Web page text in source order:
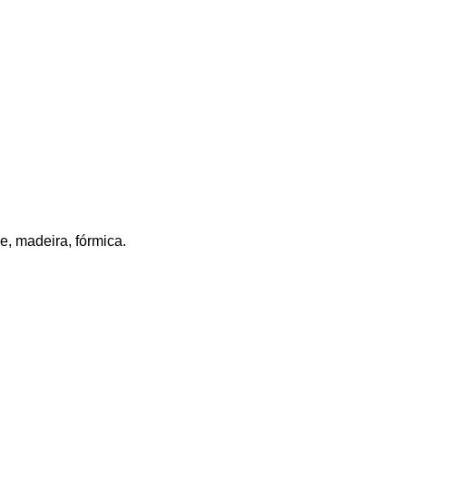
madeira, fórmica.